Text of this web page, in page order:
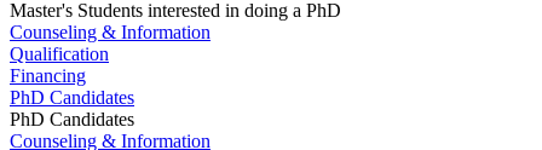
Master's Students interested in doing a PhD
Counseling & Information
Qualification
Financing
PhD Candidates
PhD Candidates
Counseling & Information